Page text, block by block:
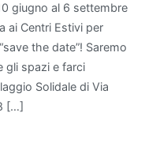
giugno al 6 settembre
ai Centri Estivi per
the date”! Saremo
gli spazi e farci
Solidale di Via
[…]